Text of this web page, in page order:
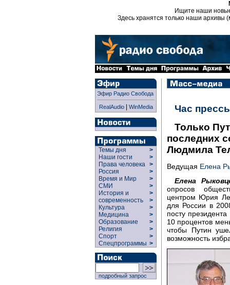
Ищите наши
Здесь хранятся только наши архивы
Эфир Радио Свобода
RealAudio| WinMedia
Темы дня
>
Наши гости
>
Права человека >
Россия
>
Время и Мир
>
СМИ
>
История и
современность
>
>
Культура
>
Медицина
>
Образование
>
Религия
>
Спорт
>
Спецпрограммы >
подробный запрос
Час
Только
последних
Людмила
Ведущая Елена
Елена
опросов
центром Юрия
для России в
посту
10 процентов
чтобы Путин
возможность